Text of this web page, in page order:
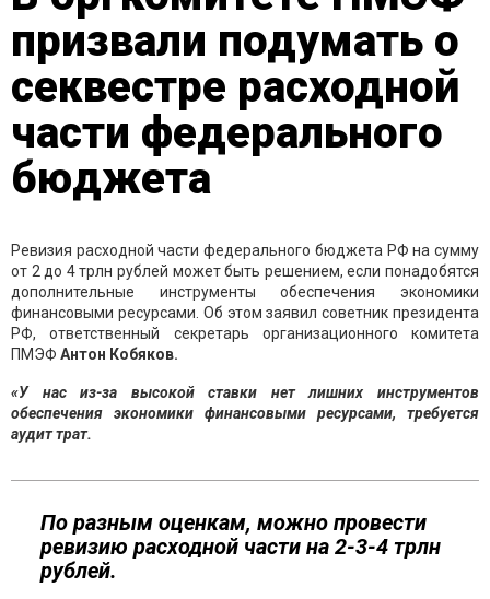
призвали подумать о
секвестре расходной
части федерального
бюджета
Ревизия расходной части федерального бюджета РФ на сумму
от 2 до 4 трлн рублей может быть решением, если понадобятся
дополнительные инструменты обеспечения экономики
финансовыми ресурсами. Об этом заявил советник президента
РФ, ответственный секретарь организационного комитета
ПМЭФ Антон Кобяков.
«У нас из-за высокой ставки нет лишних инструментов
обеспечения экономики финансовыми ресурсами, требуется
аудит трат.
По разным оценкам, можно провести
ревизию расходной части на 2-3-4 трлн
рублей.